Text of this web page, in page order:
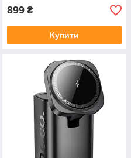
899 ₴
Купити